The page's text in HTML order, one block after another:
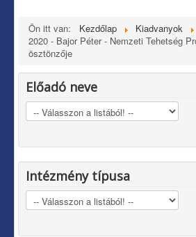
Ön itt van: Kezdőlap Kiadvanyok
2020 - Bajor Péter - Nemzeti Tehetség
ösztönzője
Előadó neve
Intézmény típusa